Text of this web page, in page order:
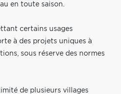
en toute saison.
certains usages
à des projets uniques à
sous réserve des normes
de plusieurs villages